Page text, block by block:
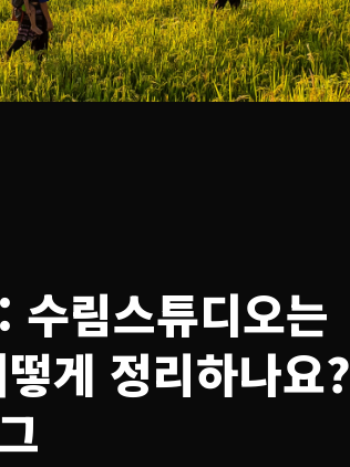
수림스튜디오는
게 정리하나요?